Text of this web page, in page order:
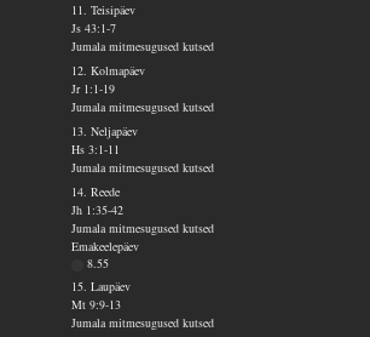
11. Teisipäev
Js 43:1-7
Jumala mitmesugused kutsed
12. Kolmapäev
Jr 1:1-19
Jumala mitmesugused kutsed
13. Neljapäev
Hs 3:1-11
Jumala mitmesugused kutsed
14. Reede
Jh 1:35-42
Jumala mitmesugused kutsed
Emakeelepäev
8.55
15. Laupäev
Mt 9:9-13
Jumala mitmesugused kutsed